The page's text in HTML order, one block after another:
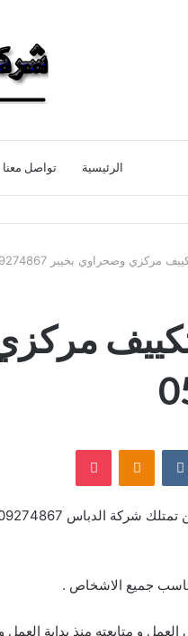
الرئيسية تواصل معنا
وصحراوي بخيبر 0509274867
Odnoklassniki
بوكيت
جميع الاشخاص .
و متابعته منذ بداية العمل و